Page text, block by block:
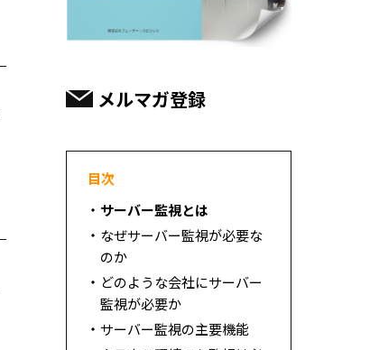
メルマガ登録
目次
サーバー監視とは
なぜサーバー監視が必要な
のか
どのような会社にサーバー
監視が必要か
サーバー監視の主要機能